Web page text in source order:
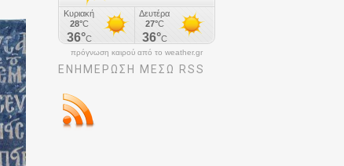
πρόγνωση καιρού από το weather.gr
ΕΝΗΜΈΡΩΣΉ ΜΕΣΩ RSS